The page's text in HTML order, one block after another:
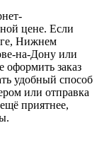
цене. Если
Нижнем
на-Дону или
заказ
удобный способ
или отправка
приятнее,